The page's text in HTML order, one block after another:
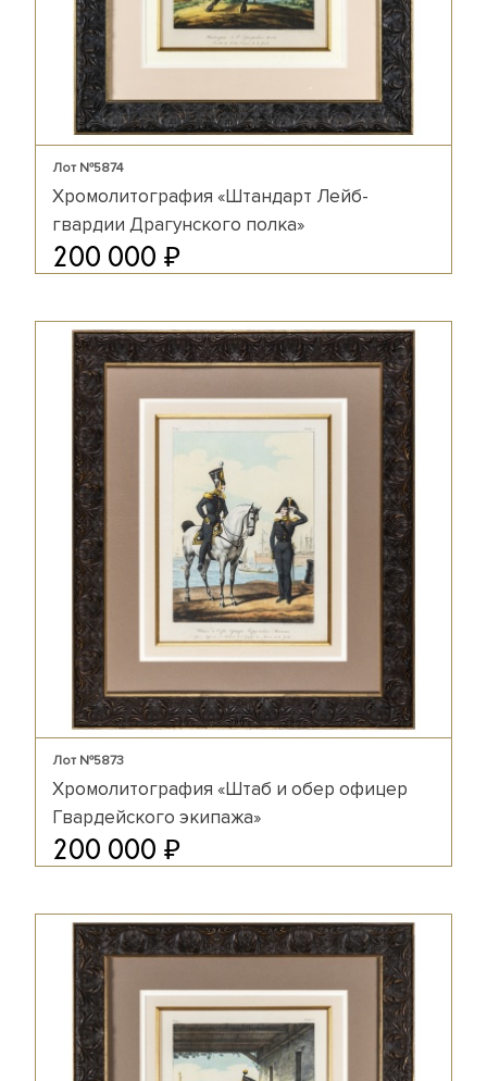
Лот №5874
Хромолитография «Штандарт Лейб-
гвардии Драгунского полка»
200 000 ₽
Лот №5873
Хромолитография «Штаб и обер офицер
Гвардейского экипажа»
200 000 ₽